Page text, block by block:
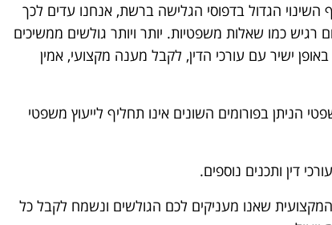
הגדול בדפוסי הגלישה ברשת, אנחנו עדים לכך
רגיש כמו שאלות משפטיות. יותר ויותר גולשים ממשיכים
ישיר עם עורכי הדין, לקבל מענה מקצועי, אמין
הניתן בפורומים השונים אינו תחליף לייעוץ משפטי
דין ותכנים נוספים.
שאנו מעניקים לכם הגולשים ונשמח לקבל כל